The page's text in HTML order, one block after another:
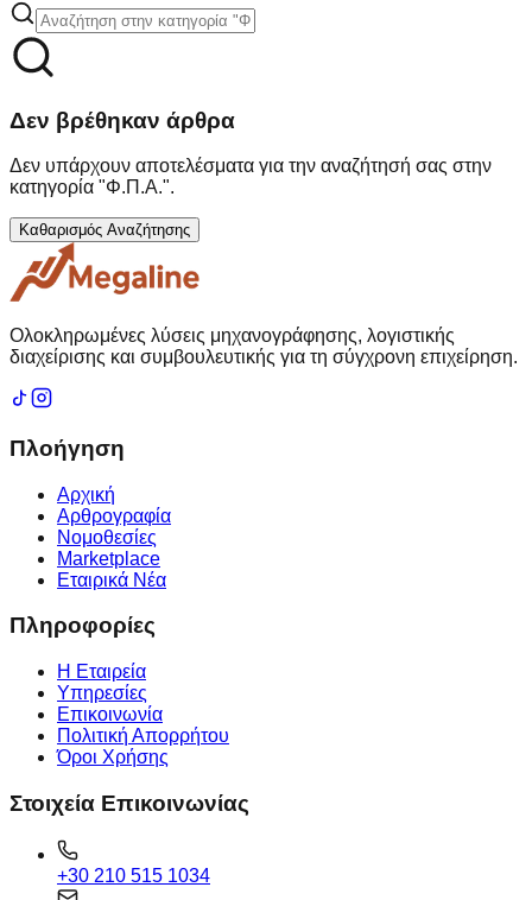
Δεν βρέθηκαν άρθρα
Δεν υπάρχουν αποτελέσματα για την αναζήτησή σας στην
κατηγορία "Φ.Π.Α.".
Καθαρισμός Αναζήτησης
Ολοκληρωμένες λύσεις μηχανογράφησης, λογιστικής
διαχείρισης και συμβουλευτικής για τη σύγχρονη επιχείρηση.
Πλοήγηση
Αρχική
Αρθρογραφία
Νομοθεσίες
Marketplace
Εταιρικά Νέα
Πληροφορίες
Η Εταιρεία
Υπηρεσίες
Επικοινωνία
Πολιτική Απορρήτου
Όροι Χρήσης
Στοιχεία Επικοινωνίας
+30 210 515 1034